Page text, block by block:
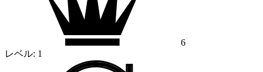
6
レベル: 1